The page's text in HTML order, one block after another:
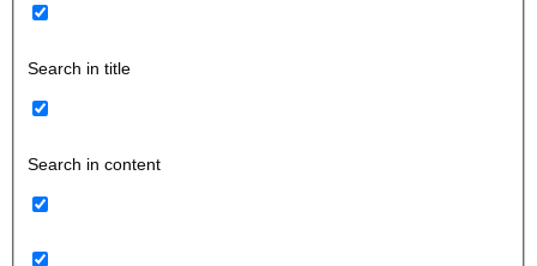
Search in title
Search in content